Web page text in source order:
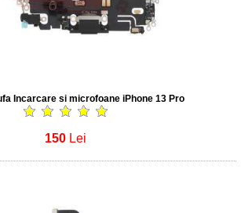
Incarcare si microfoane iPhone 13 Pro
150 Lei